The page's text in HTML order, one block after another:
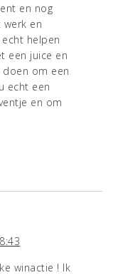
en nog
werk en
helpen
een juice en
doen om een
echt een
en om
winactie ! Ik